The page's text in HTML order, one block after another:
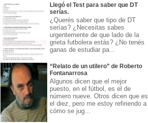
Llegó el Test para saber que DT
serías.
¿Querés saber que tipo de DT
serías? ¿Necesitas sabes
urgentemente de que lado de la
grieta futbolera estás? ¿No tenés
ganas de estudiar pa...
“Relato de un utilero” de Roberto
Fontanarrosa
Algunos dicen que el mejor
puesto, en el fútbol, es el de
número nueve. Otros dicen que es
el diez, pero me estoy refiriendo a
cómo se jug...